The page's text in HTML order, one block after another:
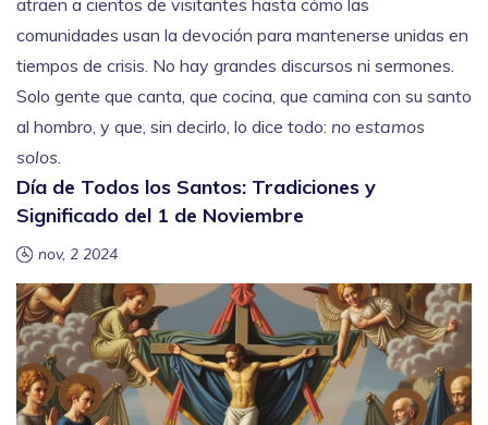
atraen a cientos de visitantes hasta cómo las
comunidades usan la devoción para mantenerse unidas en
tiempos de crisis. No hay grandes discursos ni sermones.
Solo gente que canta, que cocina, que camina con su santo
al hombro, y que, sin decirlo, lo dice todo: no estamos
solos.
Día de Todos los Santos: Tradiciones y
Significado del 1 de Noviembre
nov, 2 2024